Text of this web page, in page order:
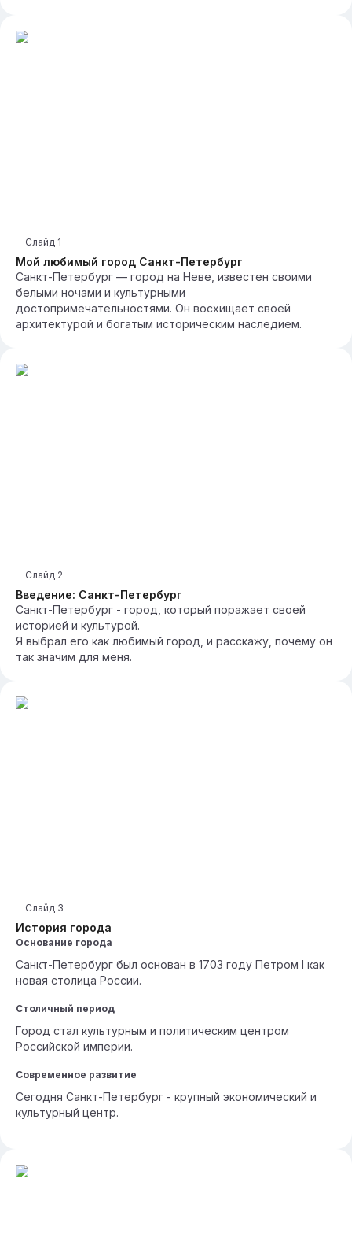
Мой любимый город Санкт-Петербург
Слайд 1
Санкт-Петербург — город на Неве, известен своими
белыми ночами и культурными
достопримечательностями. Он восхищает своей
архитектурой и богатым историческим наследием.
Введение: Санкт-Петербург
Слайд 2
Санкт-Петербург - город, который поражает своей
историей и культурой.
Я выбрал его как любимый город, и расскажу, почему он
так значим для меня.
История города
Слайд 3
Основание города
Санкт-Петербург был основан в 1703 году Петром I как
новая столица России.
Столичный период
Город стал культурным и политическим центром
Российской империи.
Современное развитие
Сегодня Санкт-Петербург - крупный экономический и
культурный центр.